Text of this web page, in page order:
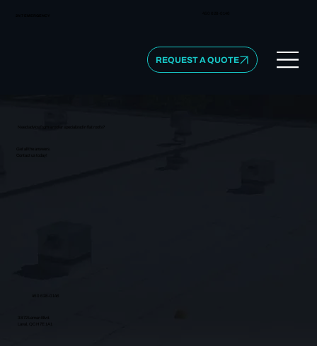
REQUEST A QUOTE